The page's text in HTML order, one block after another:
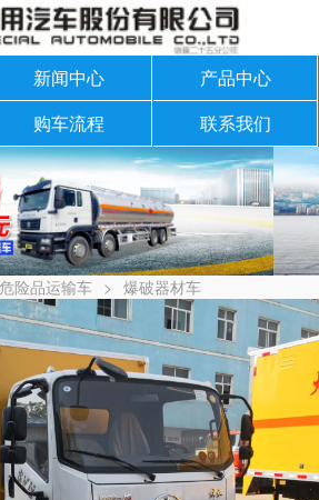
新闻中心
产品中心
购车流程 联系我们
危险品运输车 > 爆破器材车